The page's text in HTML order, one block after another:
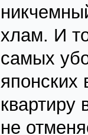
хлам. И
самых
квартиру
не